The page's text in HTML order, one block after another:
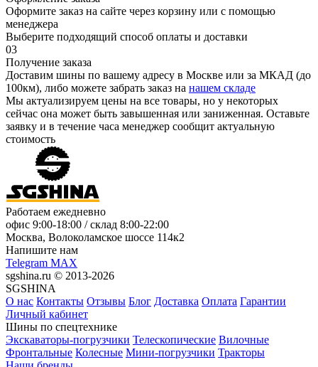
Оформите заказ на сайте через корзину или с помощью
менеджера
Выберите подходящий способ оплаты и доставки
03
Получение заказа
Доставим шины по вашему адресу в Москве или за МКАД (до
100км), либо можете забрать заказ на нашем складе
Мы актуализируем цены на все товары, но у некоторых
сейчас она может быть завышенная или заниженная. Оставьте
заявку и в течение часа менеджер сообщит актуальную
стоимость
Работаем ежедневно
офис 9:00-18:00 / склад 8:00-22:00
Москва, Волоколамское шоссе 114к2
Напишите нам
Telegram MAX
sgshina.ru © 2013-2026
SGSHINA
О нас Контакты Отзывы Блог Доставка Оплата Гарантии
Личный кабинет
Шины по спецтехнике
Экскаваторы-погрузчики Телескопические Вилочные
Фронтальные Колесные Мини-погрузчики Тракторы